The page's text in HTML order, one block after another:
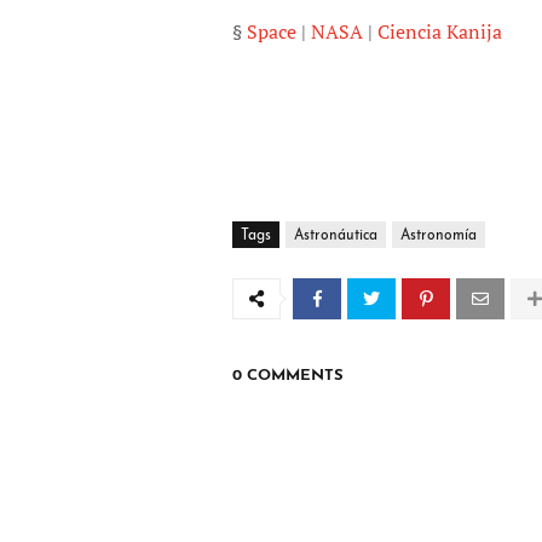
§ Space | NASA | Ciencia Kanija
Tags Astronáutica Astronomía
0 COMMENTS